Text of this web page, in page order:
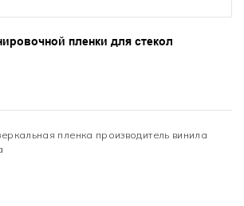
пленки для стекол
пленка производитель винила